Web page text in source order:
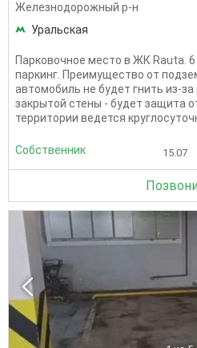
Железнодорожный р-н
Уральская
Парковoчноe место в ЖК Rauta.
паркинг. Преимущество от
автoмoбиль не будeт гнить из-
закрытой стены - будет защита
территории ведется
Собственник 15.07